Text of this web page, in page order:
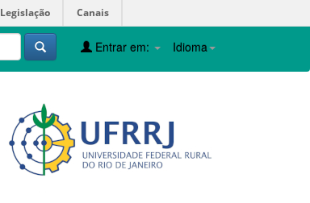
Legislação Canais
Idioma
Entrar em: